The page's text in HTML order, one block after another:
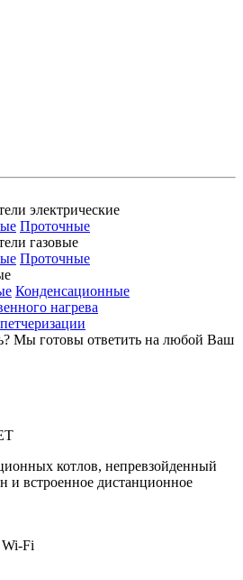
электрические
Проточные
газовые
Проточные
Конденсационные
нагрева
Мы готовы ответить на любой Ваш
котлов, непревзойденный
и встроенное дистанционное
Wi-Fi